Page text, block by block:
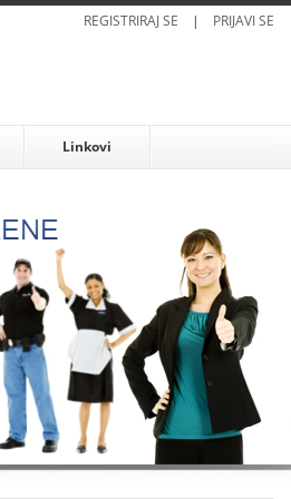
REGISTRIRAJ SE | PRIJAVI SE
Linkovi